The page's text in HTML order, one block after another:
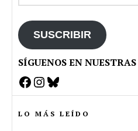
SUSCRIBIR
SÍGUENOS EN
Facebook
Instagram
Bluesky
LO MÁS LEÍDO